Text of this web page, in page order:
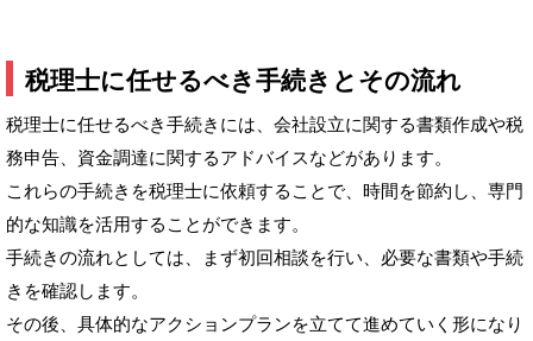
税理士に任せるべき手続きとその流れ
税理士に任せるべき手続きには、会社設立に関する書類作成や税
務申告、資金調達に関するアドバイスなどがあります。
これらの手続きを税理士に依頼することで、時間を節約し、専門
的な知識を活用することができます。
手続きの流れとしては、まず初回相談を行い、必要な書類や手続
きを確認します。
その後、具体的なアクションプランを立てて進めていく形になり